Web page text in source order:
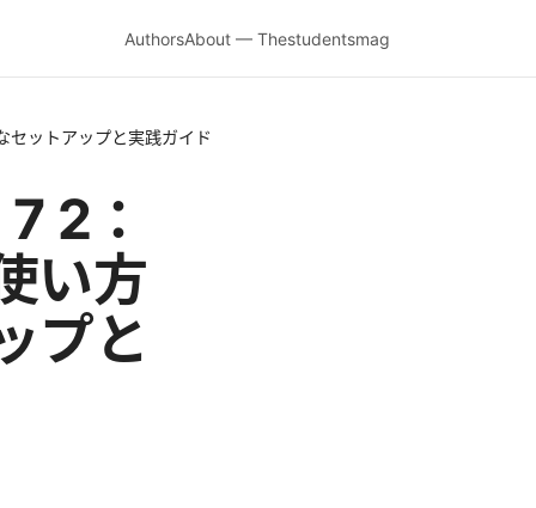
AuthorsAbout — Thestudentsmag
ットアップと実践ガイド
2：
い方
プと